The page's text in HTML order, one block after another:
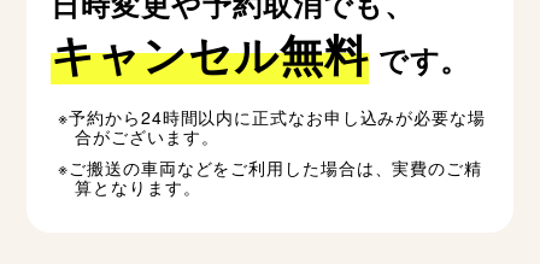
キャンセル無料です。
予約から24時間以内に正式なお申し込みが必要な場
合がございます。
ご搬送の車両などをご利用した場合は、実費のご精
算となります。